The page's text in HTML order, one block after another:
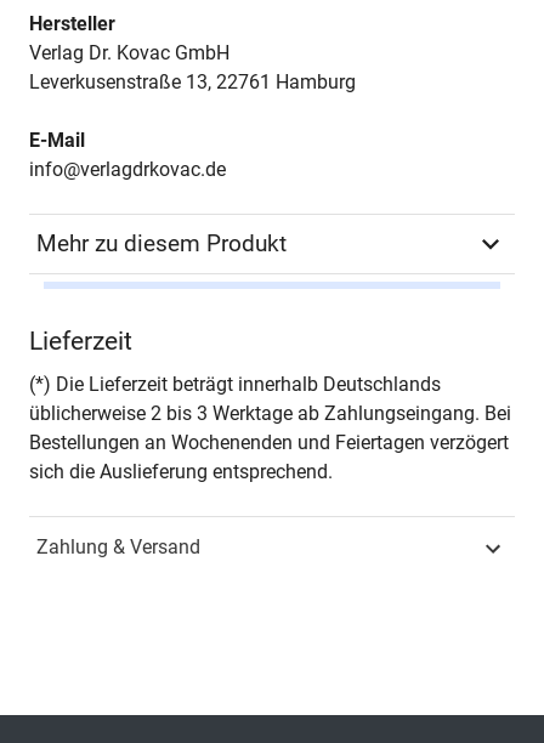
Hersteller
Verlag Dr. Kovac GmbH
Leverkusenstraße 13, 22761 Hamburg
E-Mail
info@verlagdrkovac.de
Mehr zu diesem Produkt
Seiten
Jahr Hamburg 2022
Fachdisziplin
Lieferzeit
(*) Die Lieferzeit beträgt innerhalb Deutschlands
üblicherweise 2 bis 3 Werktage ab Zahlungseingang. Bei
Bestellungen an Wochenenden und Feiertagen verzögert
sich die Auslieferung entsprechend.
Zahlung & Versand